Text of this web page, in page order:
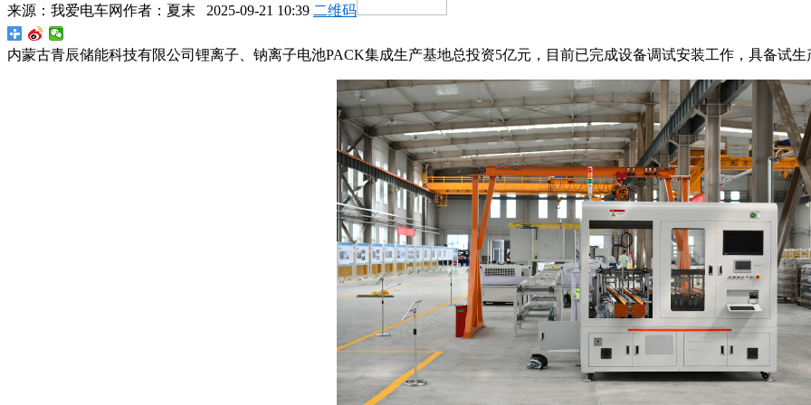
来源： 我爱电车网作者： 夏末 2025-09-21 10:39 二维码
内蒙古青辰储能科技有限公司锂离子、钠离子电池PACK集成生产基地总投资5亿元，目前已完成设备调试安装工作，具备试生